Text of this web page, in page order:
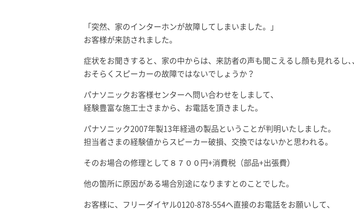
「突然、家のインターホンが故障してしまいました。」
お客様が来訪されました。
症状をお聞きすると、家の中からは、来訪者の声も聞こえるし顔も見れるし､､
おそらくスピーカーの故障ではないでしょうか？
パナソニックお客様センターへ問い合わせをしまして、
経験豊富な施工士さまから、お電話を頂きました。
パナソニック2007年製13年経過の製品ということが判明いたしました。
担当者さまの経験値からスピーカー破損、交換ではないかと思われる。
そのお場合の修理として８７００円+消費税（部品+出張費）
他の箇所に原因がある場合別途になりますとのことでした。
お客様に、フリーダイヤル0120-878-554へ直接のお電話をお願いして、